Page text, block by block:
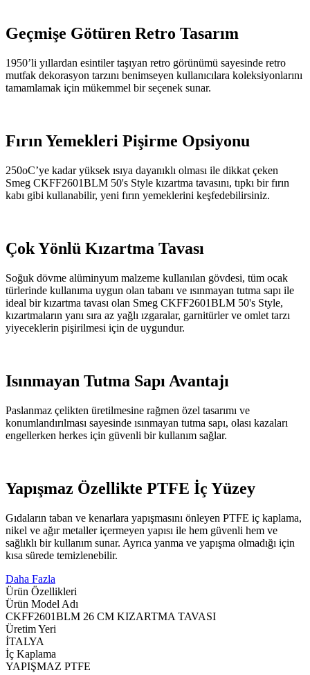
Geçmişe Götüren Retro Tasarım
1950’li yıllardan esintiler taşıyan retro görünümü sayesinde retro
mutfak dekorasyon tarzını benimseyen kullanıcılara koleksiyonlarını
tamamlamak için mükemmel bir seçenek sunar.
Fırın Yemekleri Pişirme Opsiyonu
250oC’ye kadar yüksek ısıya dayanıklı olması ile dikkat çeken
Smeg CKFF2601BLM 50's Style kızartma tavasını, tıpkı bir fırın
kabı gibi kullanabilir, yeni fırın yemeklerini keşfedebilirsiniz.
Çok Yönlü Kızartma Tavası
Soğuk dövme alüminyum malzeme kullanılan gövdesi, tüm ocak
türlerinde kullanıma uygun olan tabanı ve ısınmayan tutma sapı ile
ideal bir kızartma tavası olan Smeg CKFF2601BLM 50's Style,
kızartmaların yanı sıra az yağlı ızgaralar, garnitürler ve omlet tarzı
yiyeceklerin pişirilmesi için de uygundur.
Isınmayan Tutma Sapı Avantajı
Paslanmaz çelikten üretilmesine rağmen özel tasarımı ve
konumlandırılması sayesinde ısınmayan tutma sapı, olası kazaları
engellerken herkes için güvenli bir kullanım sağlar.
Yapışmaz Özellikte PTFE İç Yüzey
Gıdaların taban ve kenarlara yapışmasını önleyen PTFE iç kaplama,
nikel ve ağır metaller içermeyen yapısı ile hem güvenli hem ve
sağlıklı bir kullanım sunar. Ayrıca yanma ve yapışma olmadığı için
kısa sürede temizlenebilir.
Daha Fazla
Ürün Özellikleri
Ürün Model Adı
CKFF2601BLM 26 CM KIZARTMA TAVASI
Üretim Yeri
İTALYA
İç Kaplama
YAPIŞMAZ PTFE